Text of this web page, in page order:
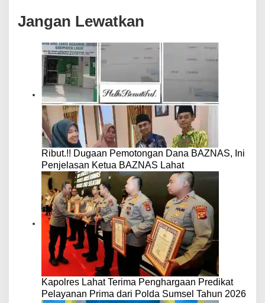
Jangan Lewatkan
Ribut.!! Dugaan Pemotongan Dana BAZNAS, Ini
Penjelasan Ketua BAZNAS Lahat
Kapolres Lahat Terima Penghargaan Predikat
Pelayanan Prima dari Polda Sumsel Tahun 2026